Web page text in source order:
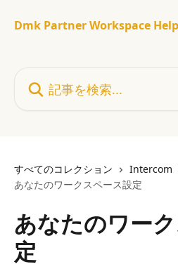
Dmk Partner Workspace
すべてのコレクション Intercom
あなたのワークスペース設定
あなたのワー
定